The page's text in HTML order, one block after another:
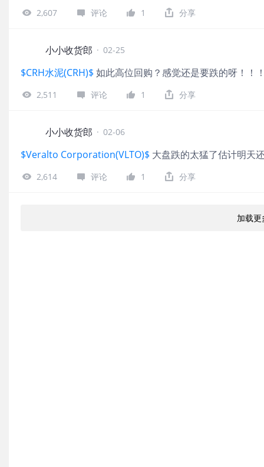
2,607 评论 1 分享
小小收货郎 · 02-25
$CRH水泥(CRH)$ 如此高位回购？感觉还是要跌的呀！！
2,511 评论 1 分享
小小收货郎 · 02-06
$Veralto Corporation(VLTO)$ 大盘跌的太猛了估计明天
2,614 评论 1 分享
加载更